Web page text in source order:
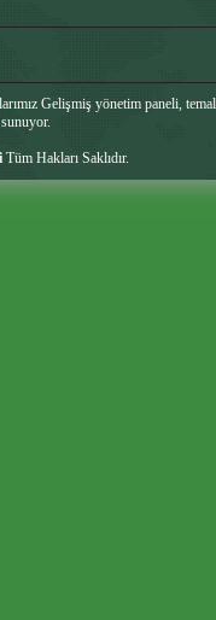
Gelişmiş yönetim paneli,
Tüm Hakları Saklıdır.